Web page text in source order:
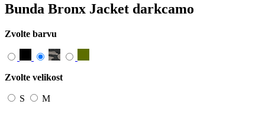
Bunda Bronx Jacket darkcamo
Zvolte barvu
Zvolte velikost
S M